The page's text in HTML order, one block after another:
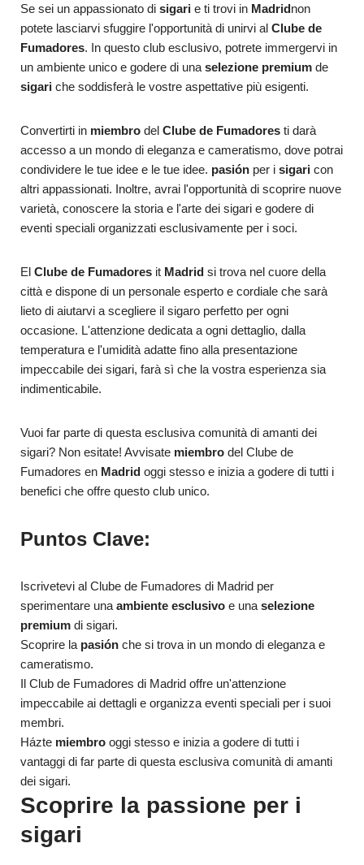
Se sei un appassionato di sigari e ti trovi in Madridnon
potete lasciarvi sfuggire l'opportunità di unirvi al Clube de
Fumadores. In questo club esclusivo, potrete immergervi in
un ambiente unico e godere di una selezione premium de
sigari che soddisferà le vostre aspettative più esigenti.
Convertirti in miembro del Clube de Fumadores ti darà
accesso a un mondo di eleganza e cameratismo, dove potrai
condividere le tue idee e le tue idee. pasión per i sigari con
altri appassionati. Inoltre, avrai l'opportunità di scoprire nuove
varietà, conoscere la storia e l'arte dei sigari e godere di
eventi speciali organizzati esclusivamente per i soci.
El Clube de Fumadores it Madrid si trova nel cuore della
città e dispone di un personale esperto e cordiale che sarà
lieto di aiutarvi a scegliere il sigaro perfetto per ogni
occasione. L'attenzione dedicata a ogni dettaglio, dalla
temperatura e l'umidità adatte fino alla presentazione
impeccabile dei sigari, farà sì che la vostra esperienza sia
indimenticabile.
Vuoi far parte di questa esclusiva comunità di amanti dei
sigari? Non esitate! Avvisate miembro del Clube de
Fumadores en Madrid oggi stesso e inizia a godere di tutti i
benefici che offre questo club unico.
Puntos Clave:
Iscrivetevi al Clube de Fumadores di Madrid per
sperimentare una ambiente esclusivo e una selezione
premium di sigari.
Scoprire la pasión che si trova in un mondo di eleganza e
cameratismo.
Il Club de Fumadores di Madrid offre un'attenzione
impeccabile ai dettagli e organizza eventi speciali per i suoi
membri.
Házte miembro oggi stesso e inizia a godere di tutti i
vantaggi di far parte di questa esclusiva comunità di amanti
dei sigari.
Scoprire la passione per i
sigari